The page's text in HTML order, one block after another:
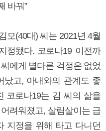
바꿔”
모(40대) 씨는 2021년 4월
정됐다. 코로나19 이전까
에게 별다른 걱정은 없었
났고, 아내와의 관계도 좋
코로나19는 김 씨의 삶을
려워졌고, 살림살이는 급
지정을 위해 타고 다니던